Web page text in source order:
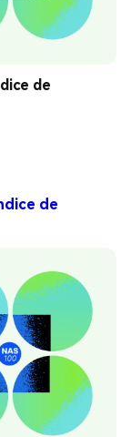
de
de